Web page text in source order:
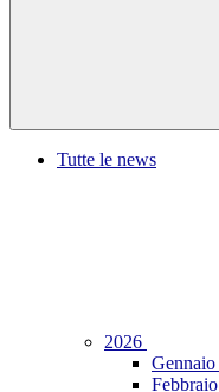
Tutte le news
2026
Gennaio
Febbraio